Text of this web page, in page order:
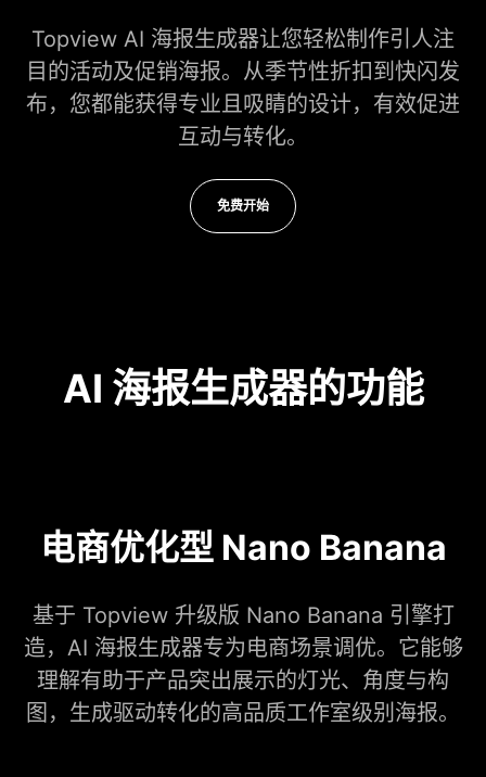
Topview AI 海报生成器让您轻松制作引人注
目的活动及促销海报。从季节性折扣到快闪发
布，您都能获得专业且吸睛的设计，有效促进
互动与转化。
免费开始
AI 海报生成器的功能
电商优化型 Nano Banana
基于 Topview 升级版 Nano Banana 引擎打
造，AI 海报生成器专为电商场景调优。它能够
理解有助于产品突出展示的灯光、角度与构
图，生成驱动转化的高品质工作室级别海报。